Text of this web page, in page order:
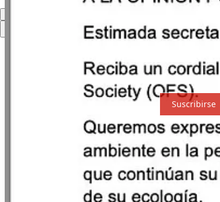
Por supuesto, sigue adelante.
Suscribirse
© 2026 Expediente Quintana Roo · Privacidad Términos